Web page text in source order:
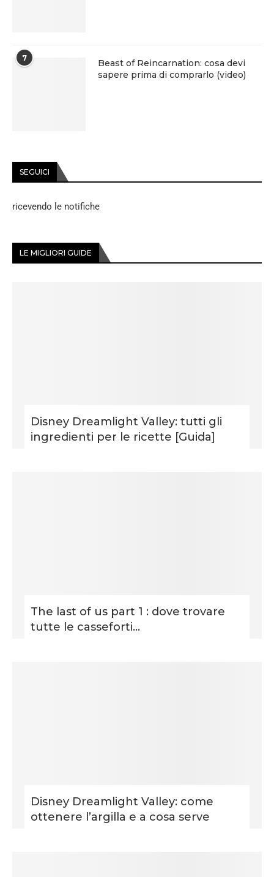
7
Beast of Reincarnation: cosa devi
sapere prima di comprarlo (video)
SEGUICI
ricevendo le notifiche
LE MIGLIORI GUIDE
Disney Dreamlight Valley: tutti gli
ingredienti per le ricette [Guida]
The last of us part 1 : dove trovare
tutte le casseforti...
Disney Dreamlight Valley: come
ottenere l’argilla e a cosa serve